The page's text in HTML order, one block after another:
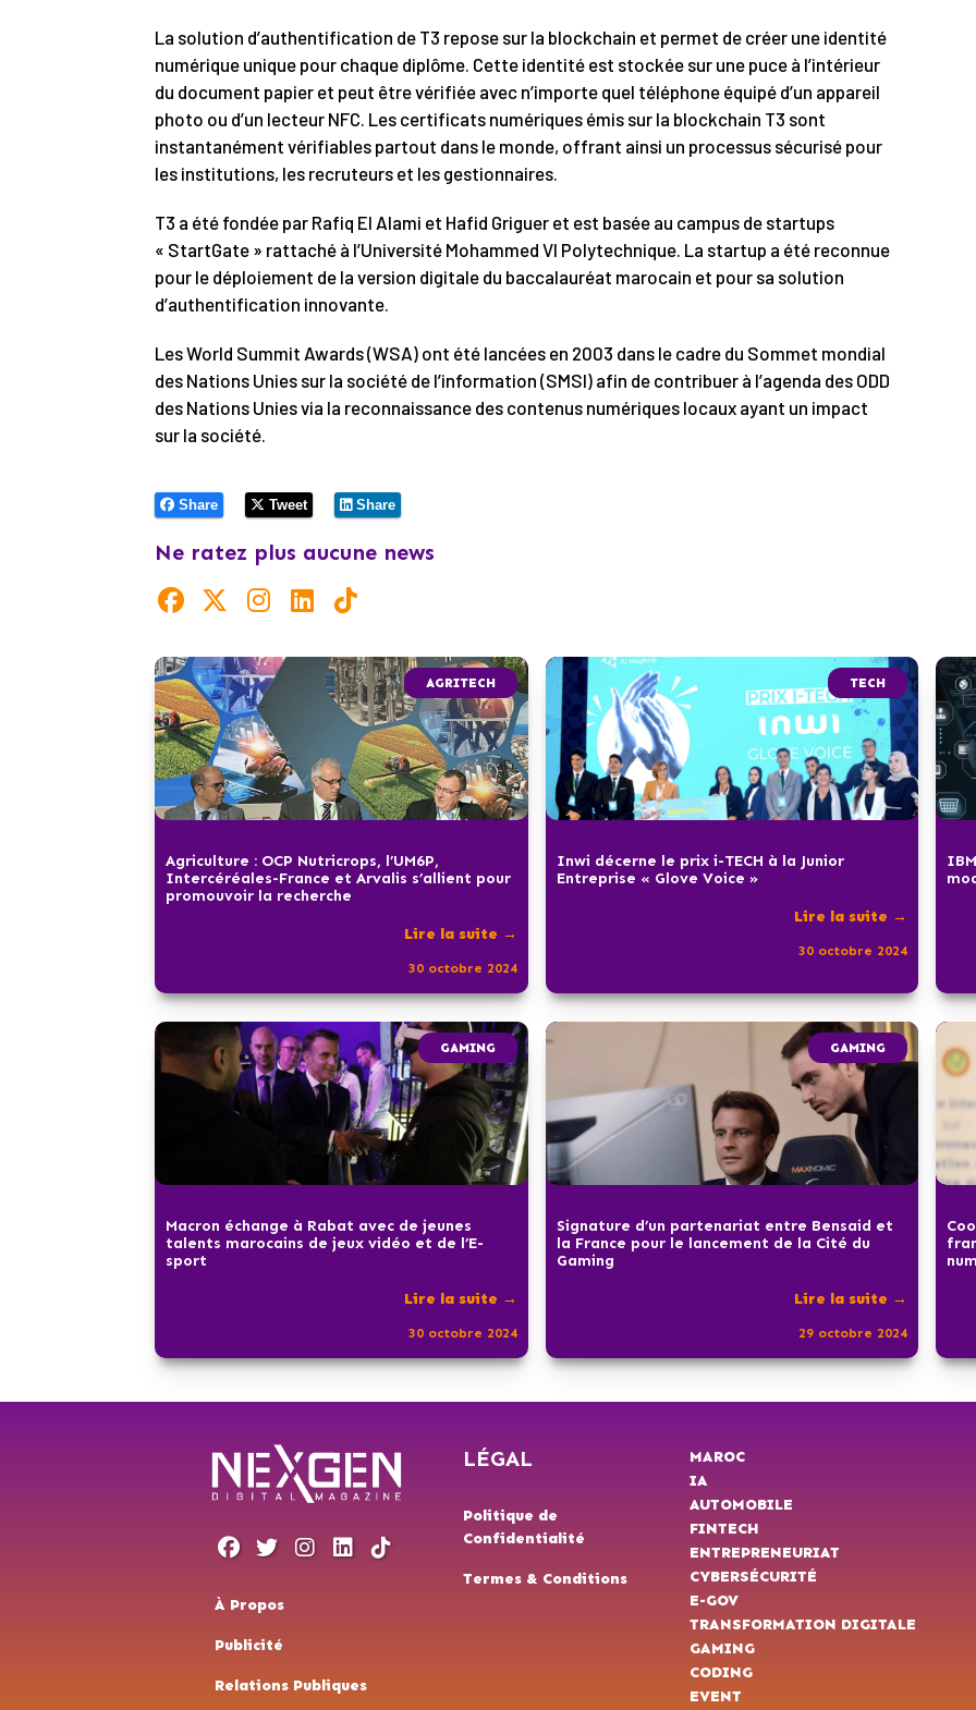
La solution d’authentification de T3 repose sur la blockchain et permet de créer une identité
numérique unique pour chaque diplôme. Cette identité est stockée sur une puce à l’intérieur
du document papier et peut être vérifiée avec n’importe quel téléphone équipé d’un appareil
photo ou d’un lecteur NFC. Les certificats numériques émis sur la blockchain T3 sont
instantanément vérifiables partout dans le monde, offrant ainsi un processus sécurisé pour
les institutions, les recruteurs et les gestionnaires.
T3 a été fondée par Rafiq El Alami et Hafid Griguer et est basée au campus de startups
« StartGate » rattaché à l’Université Mohammed VI Polytechnique. La startup a été reconnue
pour le déploiement de la version digitale du baccalauréat marocain et pour sa solution
d’authentification innovante.
Les World Summit Awards (WSA) ont été lancées en 2003 dans le cadre du Sommet mondial
des Nations Unies sur la société de l’information (SMSI) afin de contribuer à l’agenda des ODD
des Nations Unies via la reconnaissance des contenus numériques locaux ayant un impact
sur la société.
Share Tweet Share
Ne ratez plus aucune news
AGRITECH
Agriculture : OCP Nutricrops, l’UM6P,
Intercéréales-France et Arvalis s’allient pour
promouvoir la recherche
Lire la suite →
30 octobre 2024
TECH
Inwi décerne le prix i-TECH à la Junior
Entreprise « Glove Voice »
Lire la suite →
30 octobre 2024
GAMING
Macron échange à Rabat avec de jeunes
talents marocains de jeux vidéo et de l’E-
sport
Lire la suite →
30 octobre 2024
GAMING
Signature d’un partenariat entre Bensaid et
la France pour le lancement de la Cité du
Gaming
Lire la suite →
29 octobre 2024
À Propos
Publicité
Relations Publiques
LÉGAL
Politique de
Confidentialité
Termes & Conditions
MAROC
IA
AUTOMOBILE
FINTECH
ENTREPRENEURIAT
CYBERSÉCURITÉ
E-GOV
TRANSFORMATION DIGITALE
GAMING
CODING
EVENT